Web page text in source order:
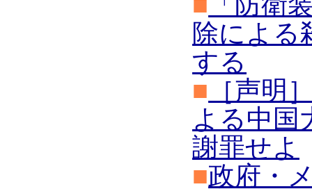
除による
する
■ ［声明
よる中国
謝罪せよ
■政府・